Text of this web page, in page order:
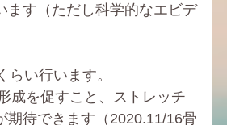
ます（ただし科学的なエビデ
い行います。
成を促すこと、ストレッチ
期待できます（2020.11/16骨